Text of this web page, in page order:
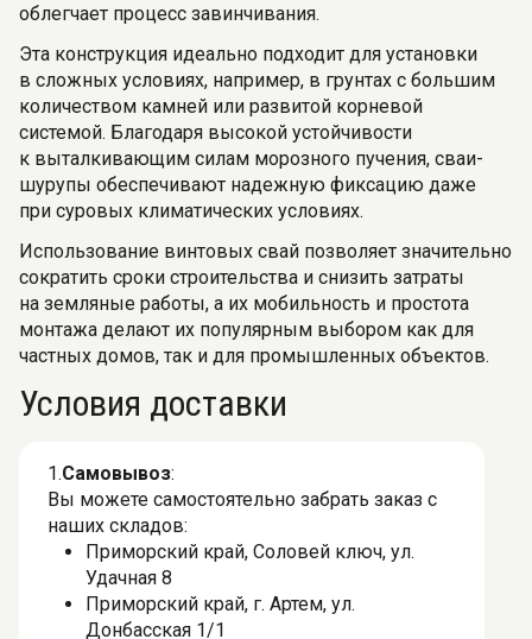
облегчает процесс завинчивания.
Эта конструкция идеально подходит для установки
в сложных условиях, например, в грунтах с большим
количеством камней или развитой корневой
системой. Благодаря высокой устойчивости
к выталкивающим силам морозного пучения, сваи-
шурупы обеспечивают надежную фиксацию даже
при суровых климатических условиях.
Использование винтовых свай позволяет значительно
сократить сроки строительства и снизить затраты
на земляные работы, а их мобильность и простота
монтажа делают их популярным выбором как для
частных домов, так и для промышленных объектов.
Условия доставки
1.Самовывоз:
Вы можете самостоятельно забрать заказ с
наших складов:
Приморский край, Соловей ключ, ул.
Удачная 8
Приморский край, г. Артем, ул.
Донбасская 1/1